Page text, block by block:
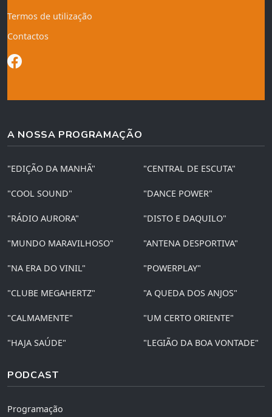
Termos de utilização
Contactos
A NOSSA PROGRAMAÇÃO
"EDIÇÃO DA MANHÃ" "CENTRAL DE ESCUTA"
"COOL SOUND" "DANCE POWER"
"RÁDIO AURORA" "DISTO E DAQUILO"
"MUNDO MARAVILHOSO" "ANTENA DESPORTIVA"
"NA ERA DO VINIL" "POWERPLAY"
"CLUBE MEGAHERTZ" "A QUEDA DOS ANJOS"
"CALMAMENTE" "UM CERTO ORIENTE"
"HAJA SAÚDE" "LEGIÃO DA BOA VONTADE"
PODCAST
Programação